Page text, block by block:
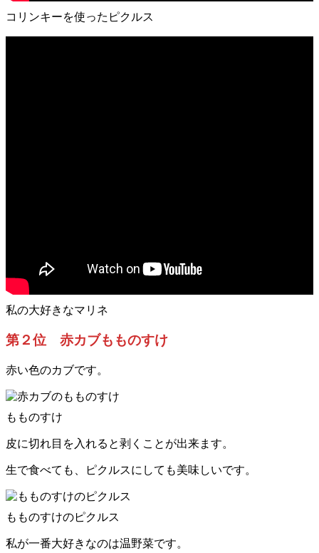
コリンキーを使ったピクルス
私の大好きなマリネ
第２位 赤カブもものすけ
赤い色のカブです。
もものすけ
皮に切れ目を入れると剥くことが出来ます。
生で食べても、ピクルスにしても美味しいです。
もものすけのピクルス
私が一番大好きなのは温野菜です。